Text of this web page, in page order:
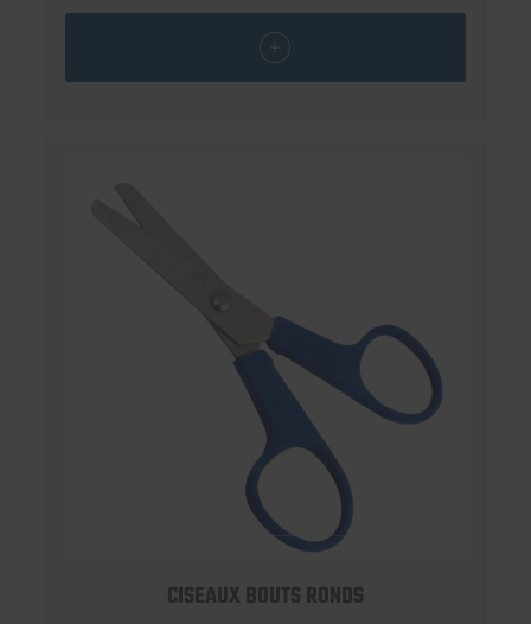
CISEAUX BOUTS RONDS